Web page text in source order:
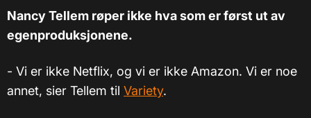
Nancy Tellem røper ikke hva som er først ut av
egenproduksjonene.
- Vi er ikke Netflix, og vi er ikke Amazon. Vi er noe
annet, sier Tellem til Variety.